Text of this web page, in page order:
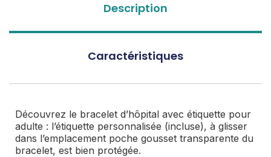
Description
Caractéristiques
Découvrez le bracelet d’hôpital avec étiquette pour
adulte : l’étiquette personnalisée (incluse), à glisser
dans l’emplacement poche gousset transparente du
bracelet, est bien protégée.